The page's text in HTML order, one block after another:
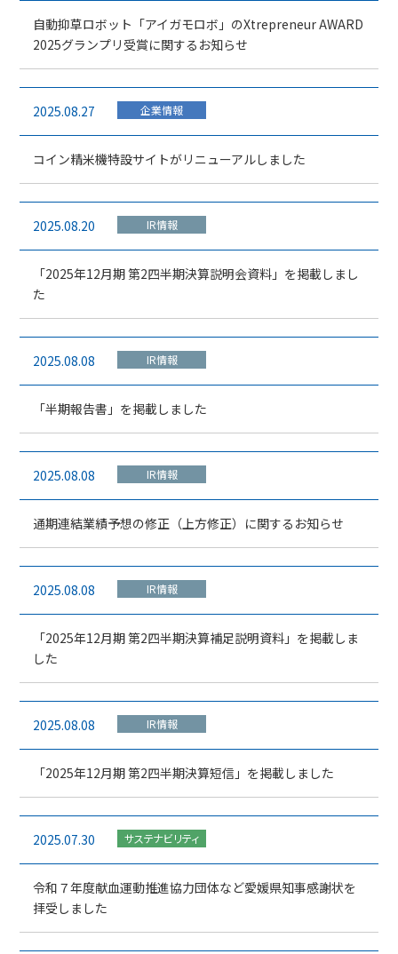
自動抑草ロボット「アイガモロボ」のXtrepreneur AWARD
2025グランプリ受賞に関するお知らせ
2025.08.27 企業情報
コイン精米機特設サイトがリニューアルしました
2025.08.20 IR情報
「2025年12月期 第2四半期決算説明会資料」を掲載しまし
た
2025.08.08 IR情報
「半期報告書」を掲載しました
2025.08.08 IR情報
通期連結業績予想の修正（上方修正）に関するお知らせ
2025.08.08 IR情報
「2025年12月期 第2四半期決算補足説明資料」を掲載しま
した
2025.08.08 IR情報
「2025年12月期 第2四半期決算短信」を掲載しました
2025.07.30 サステナビリティ
令和７年度献血運動推進協力団体など愛媛県知事感謝状を
拝受しました